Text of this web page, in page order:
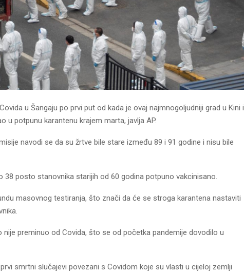
u Šangaju po prvi put od kada je ovaj najmnogoljudniji grad u Kini i
u potpunu karantenu krajem marta, javlja AP.
navodi se da su žrtve bile stare između 89 i 91 godine i nisu bile
38 posto stanovnika starijih od 60 godina potpuno vakcinisano.
masovnog testiranja, što znači da će se stroga karantena nastaviti
nije preminuo od Covida, što se od početka pandemije dovodilo u
smrtni slučajevi povezani s Covidom koje su vlasti u cijeloj zemlji